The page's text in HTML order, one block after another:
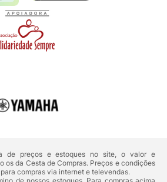
de preços e estoques no site, o valor e
os da Cesta de Compras. Preços e condições
compras via internet e televendas.